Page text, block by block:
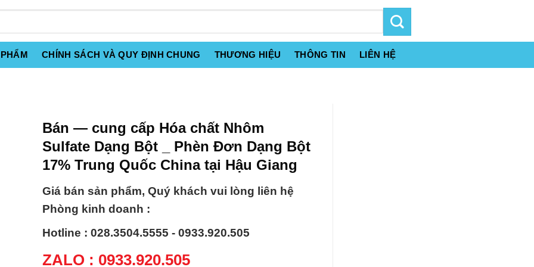
CHÍNH SÁCH VÀ QUY ĐỊNH CHUNG THƯƠNG HIỆU THÔNG TIN LIÊN HỆ
Bán — cung cấp Hóa chất Nhôm
Sulfate Dạng Bột _ Phèn Đơn Dạng Bột
17% Trung Quốc China tại Hậu Giang
Giá bán sản phẩm, Quý khách vui lòng liên hệ
Phòng kinh doanh :
Hotline : 028.3504.5555 - 0933.920.505
ZALO : 0933.920.505